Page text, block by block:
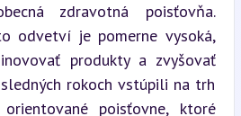
zdravotná poisťovňa.
odvetví je pomerne vysoká,
produkty a zvyšovať
rokoch vstúpili na trh
poisťovne, ktoré